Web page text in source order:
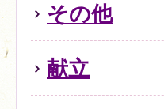
その他
献立